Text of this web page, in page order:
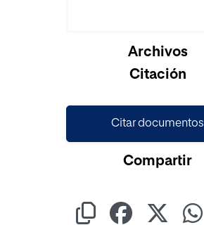
Archivos
Citación
Citar documentos
Compartir